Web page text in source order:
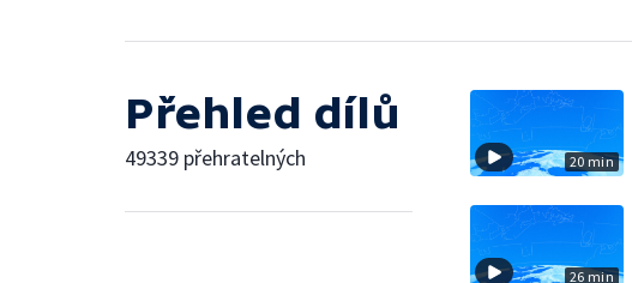
Přehled dílů
49339 přehratelných 20 min
26 min